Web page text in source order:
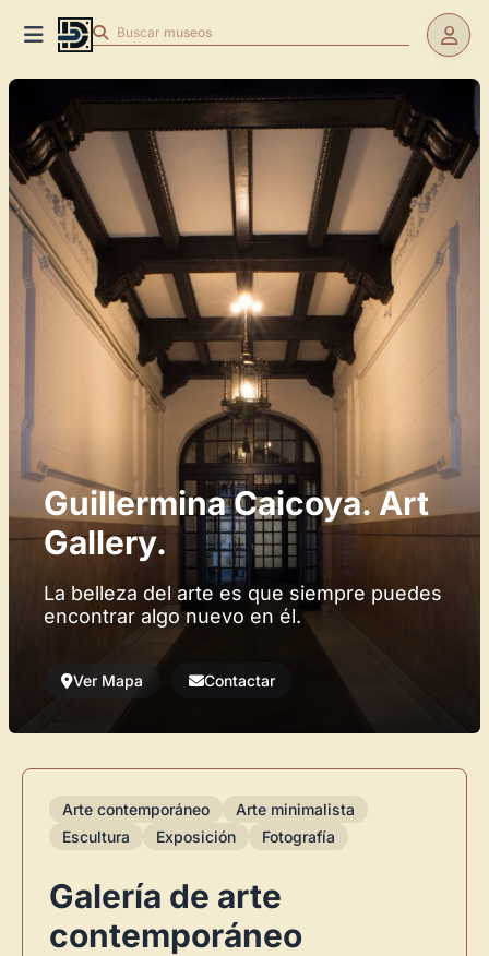
Buscar museos
Guillermina Caicoya. Art
Gallery.
La belleza del arte es que siempre puedes
encontrar algo nuevo en él.
Ver Mapa Contactar
Arte contemporáneo
Arte minimalista
Escultura
Exposición Fotografía
Galería de arte
contemporáneo